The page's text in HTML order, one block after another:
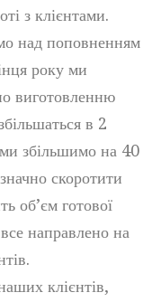
з клієнтами.
над поповненням
року ми
виготовленню
в 2
збільшимо на 40
скоротити
об’єм готової
направлено на
клієнтів,